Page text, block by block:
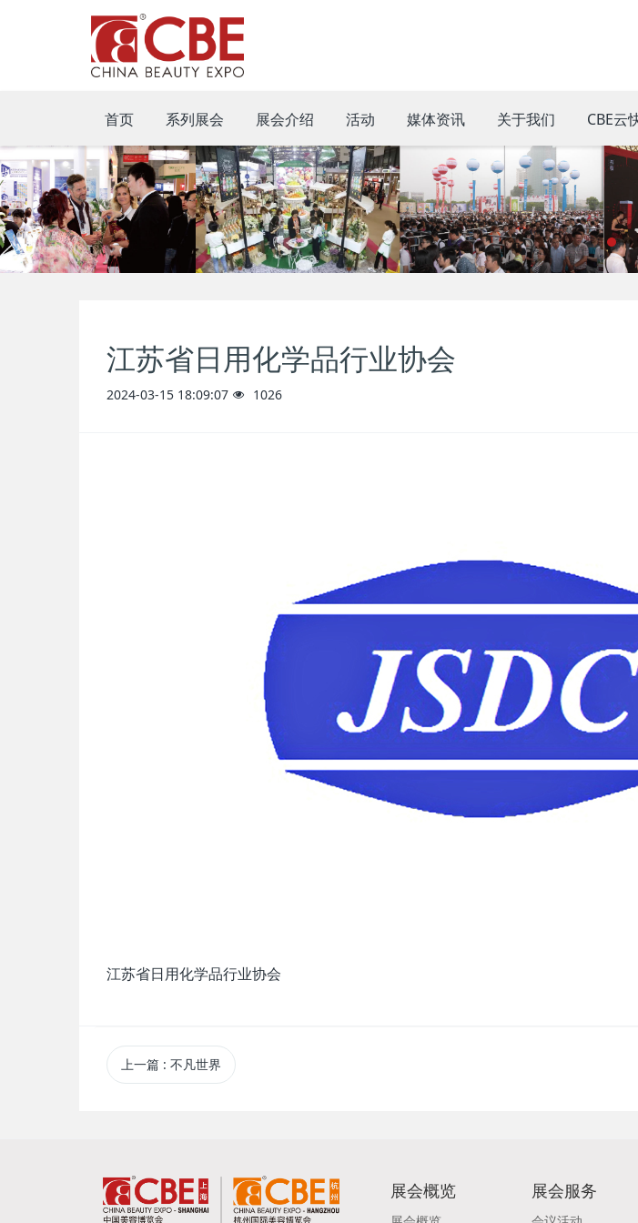
首页 系列展会 展会介绍 活动 媒体资讯 关于我们 CBE云
江苏省日用化学品行业协会
2024-03-15 18:09:07 1026
江苏省日用化学品行业协会
上一篇 : 不凡世界
展会概览 展会服务